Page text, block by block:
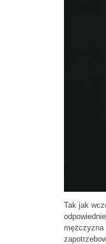
Tak jak
mężczyzna